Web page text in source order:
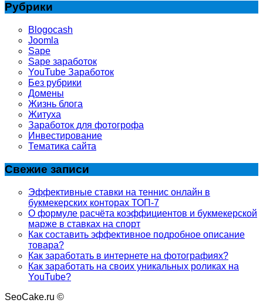
Рубрики
Blogocash
Joomla
Sape
Sape заработок
YouTube Заработок
Без рубрики
Домены
Жизнь блога
Житуха
Заработок для фотогрофа
Инвестирование
Тематика сайта
Свежие записи
Эффективные ставки на теннис онлайн в
букмекерских конторах ТОП-7
О формуле расчёта коэффициентов и букмекерской
марже в ставках на спорт
Как составить эффективное подробное описание
товара?
Как заработать в интернете на фотографиях?
Как заработать на своих уникальных роликах на
YouTube?
SeoCake.ru ©